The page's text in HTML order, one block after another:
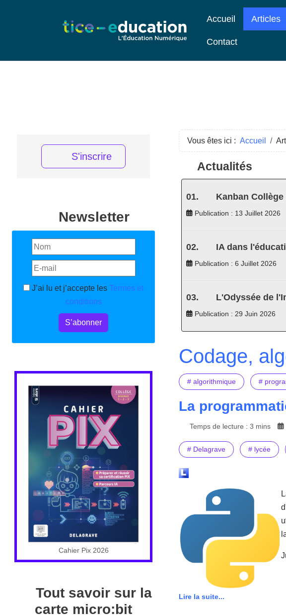
Accueil Articles
Contact
S'inscrire
Newsletter
J’ai lu et j’accepte les Termes et
conditions
S’abonner
Cahier Pix 2026
Tout savoir sur la
carte micro:bit
Vous êtes ici : Accueil
Actualités
Kanban
Publication : 13 Juillet 2026
IA dans
Publication : 6 Juillet 2026
L'Odyssée de
Publication : 29 Juin 2026
Codage,
# algorithmique #
La
Temps de lecture : 3 mins
# Delagrave # lycée
Lire la suite...